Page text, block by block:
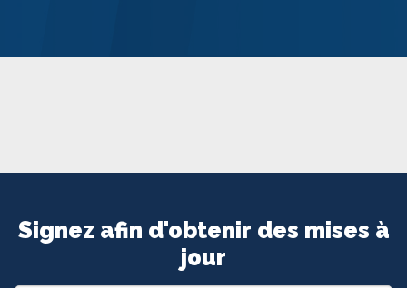
Signez afin d'obtenir des mises à
jour